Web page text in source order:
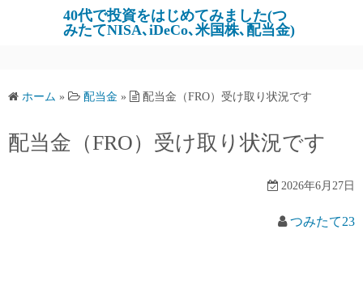
ツ
ス
キ
40代で投資をはじめてみました(つ
みたてNISA､iDeCo､米国株､配当金)
ホーム » 配当金 » 配当金（FRO）受け取り状況です
配当金（FRO）受け取り状況です
2026年6月27日
つみたて23